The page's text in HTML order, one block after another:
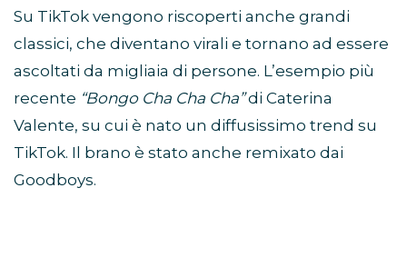
Su TikTok vengono riscoperti anche grandi
classici, che diventano virali e tornano ad essere
ascoltati da migliaia di persone. L’esempio più
recente “Bongo Cha Cha Cha”di Caterina
Valente, su cui è nato un diffusissimo trend su
TikTok. Il brano è stato anche remixato dai
Goodboys.